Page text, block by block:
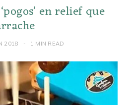
en relief que
2018 1 MIN READ